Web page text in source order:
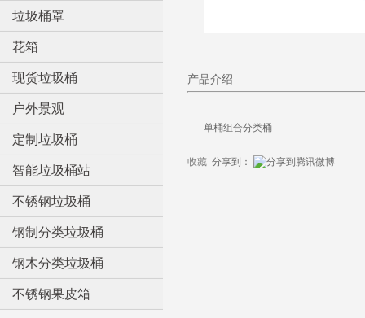
垃圾桶罩
花箱
现货垃圾桶
户外景观
定制垃圾桶
智能垃圾桶站
不锈钢垃圾桶
钢制分类垃圾桶
钢木分类垃圾桶
不锈钢果皮箱
产品介绍
单桶组合分类桶
收藏 分享到：